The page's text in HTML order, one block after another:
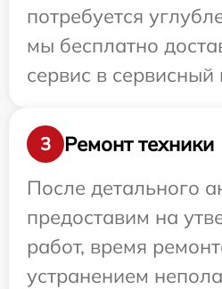
потребуется
мы бесплатно
сервис в сервисный
3
Ремонт техники
После детального
предоставим на
работ, время
устранением